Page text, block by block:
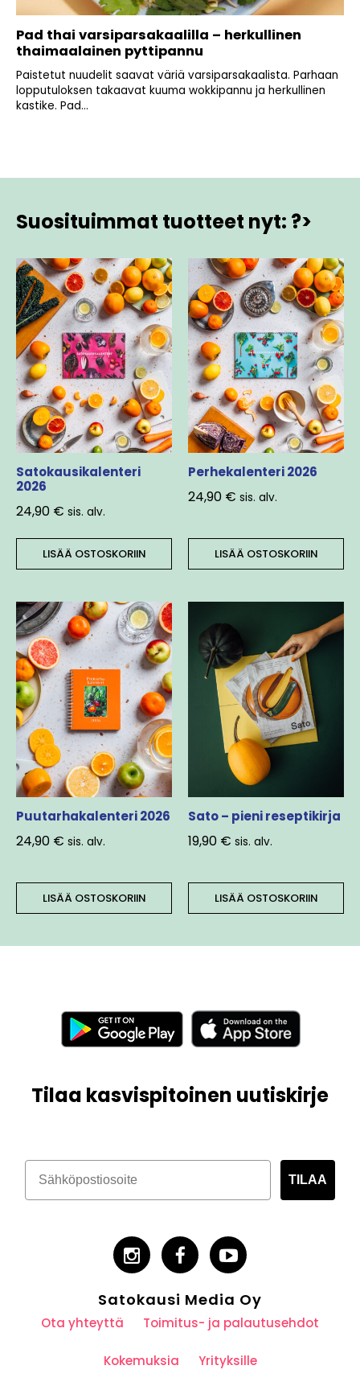
Pad thai varsiparsakaalilla – herkullinen
thaimaalainen pyttipannu
Paistetut nuudelit saavat väriä varsiparsakaalista. Parhaan
lopputuloksen takaavat kuuma wokkipannu ja herkullinen
kastike. Pad...
Suosituimmat tuotteet nyt: ?>
Satokausikalenteri
2026
24,90 € sis. alv.
LISÄÄ OSTOSKORIIN
Perhekalenteri 2026
24,90 € sis. alv.
LISÄÄ OSTOSKORIIN
Puutarhakalenteri 2026
24,90 € sis. alv.
LISÄÄ OSTOSKORIIN
Sato – pieni reseptikirja
19,90 € sis. alv.
LISÄÄ OSTOSKORIIN
Tilaa kasvispitoinen uutiskirje
TILAA
Satokausi Media Oy
Ota yhteyttä Toimitus- ja palautusehdot
Kokemuksia Yrityksille